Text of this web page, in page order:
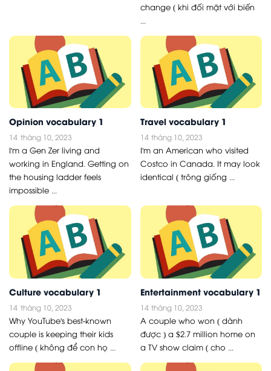
change ( khi đối mặt với biến
Opinion vocabulary 1
14 tháng 10, 2023
I'm a Gen Zer living and
working in England. Getting on
the housing ladder feels
impossible ...
Travel vocabulary 1
14 tháng 10, 2023
I'm an American who visited
Costco in Canada. It may look
identical ( trông giống ...
Culture vocabulary 1
14 tháng 10, 2023
Why YouTube's best-known
couple is keeping their kids
offline ( không để con họ ...
Entertainment vocabulary 1
14 tháng 10, 2023
A couple who won ( dành
được ) a $2.7 million home on
a TV show claim ( cho ...